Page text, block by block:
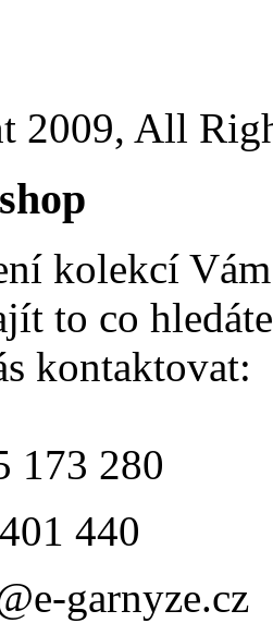
2009, All
kolekcí
to co
kontaktovat:
173 280
440
garnyze.cz